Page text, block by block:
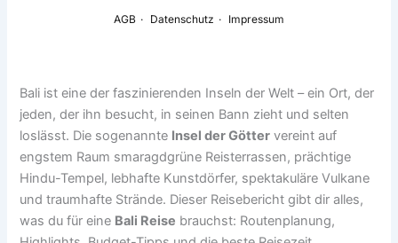
Bali ist eine der faszinierenden Inseln der Welt – ein Ort, der
jeden, der ihn besucht, in seinen Bann zieht und selten
loslässt. Die sogenannte Insel der Götter vereint auf
engstem Raum smaragdgrüne Reisterrassen, prächtige
Hindu-Tempel, lebhafte Kunstdörfer, spektakuläre Vulkane
und traumhafte Strände. Dieser Reisebericht gibt dir alles,
was du für eine Bali Reise brauchst: Routenplanung,